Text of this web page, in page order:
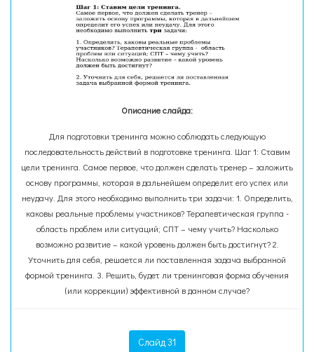
Описание слайда:
Для подготовки тренинга можно соблюдать следующую
последовательность действий в подготовке тренинга. Шаг 1: Ставим
цели тренинга. Самое первое, что должен сделать тренер – заложить
основу программы, которая в дальнейшем определит его успех или
неудачу. Для этого необходимо выполнить три задачи: 1. Определить,
каковы реальные проблемы участников? Терапевтическая группа -
область проблем или ситуаций; СПТ – чему учить? Насколько
возможно развитие – какой уровень должен быть достигнут? 2.
Уточнить для себя, решается ли поставленная задача выбранной
формой тренинга. 3. Решить, будет ли тренинговая форма обучения
(или коррекции) эффективной в данном случае?
Слайд 31